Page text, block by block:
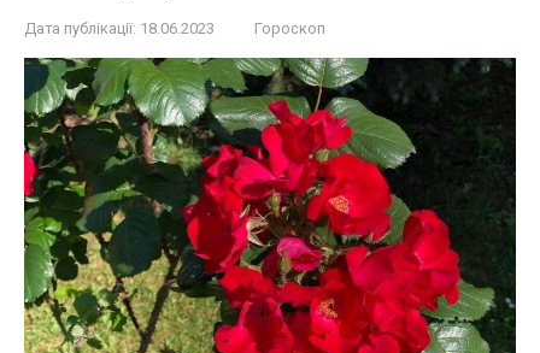
Дата публікації: 18.06.2023 Гороскоп